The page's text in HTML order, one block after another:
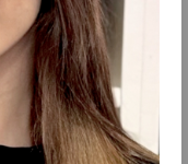
Gör